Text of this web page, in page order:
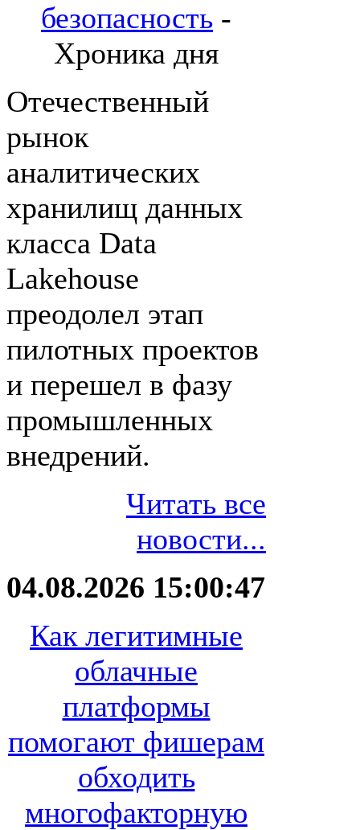
безопасность -
Хроника дня
Отечественный
рынок
аналитических
хранилищ данных
класса Data
Lakehouse
преодолел этап
пилотных проектов
и перешел в фазу
промышленных
внедрений.
Читать все
новости...
04.08.2026 15:00:47
Как легитимные
облачные
платформы
помогают фишерам
обходить
многофакторную